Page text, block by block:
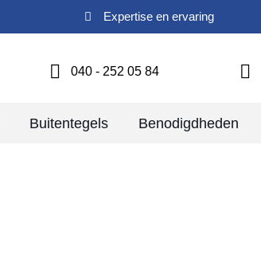
Expertise en ervaring
040 - 252 05 84
Buitentegels Benodigdheden